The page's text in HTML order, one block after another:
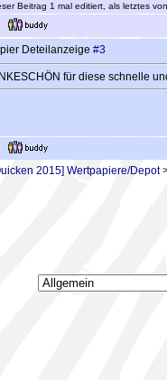
Beitrag 1 mal editiert, als letztes
Deteilanzeige #3
für diese schnelle
2015] Wertpapiere/Depot